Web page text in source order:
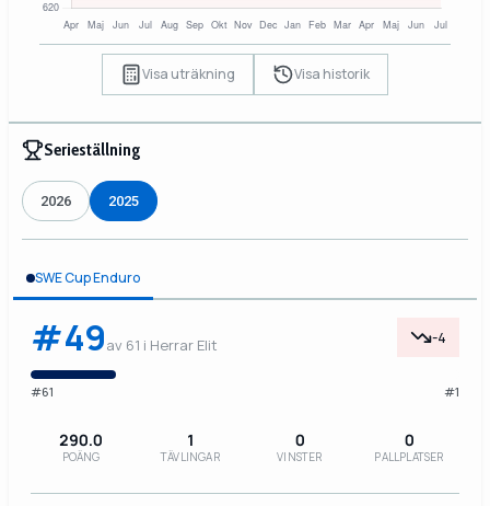
Visa uträkning Visa historik
Serieställning
2026 2025
SWE Cup Enduro
#49av 61 i Herrar Elit -4
#61 #1
290.0
POÄNG
1
TÄVLINGAR
0
VINSTER
0
PALLPLATSER